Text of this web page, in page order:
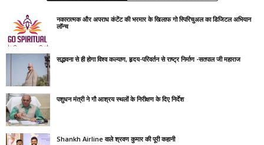
नकारात्मक और अपराध कंटेंट की भरमार के खिलाफ गो स्पिरिचुअल का डिजिटल अभियान
लॉन्च
सद्भावना से ही होगा विश्व कल्याण, हृदय-परिवर्तन से राष्ट्र निर्माण -सतपाल जी महाराज
पशुधन मंत्री ने गौ आश्रय स्थलों के निरीक्षण के दिए निर्देश
Shankh Airline वाले श्रवण कुमार की पूरी कहानी